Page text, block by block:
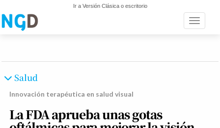
Ir a Versión Clásica o escritorio
Toggle
Salud
Innovación terapéutica en salud visual
La FDA aprueba unas gotas